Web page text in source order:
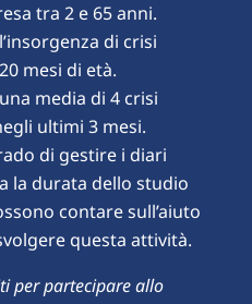
tra 2 e 65 anni.
di crisi
mesi di età.
media di 4 crisi
ultimi 3 mesi.
di gestire i diari
la durata dello studio
contare sull’aiuto
questa attività.
per partecipare allo